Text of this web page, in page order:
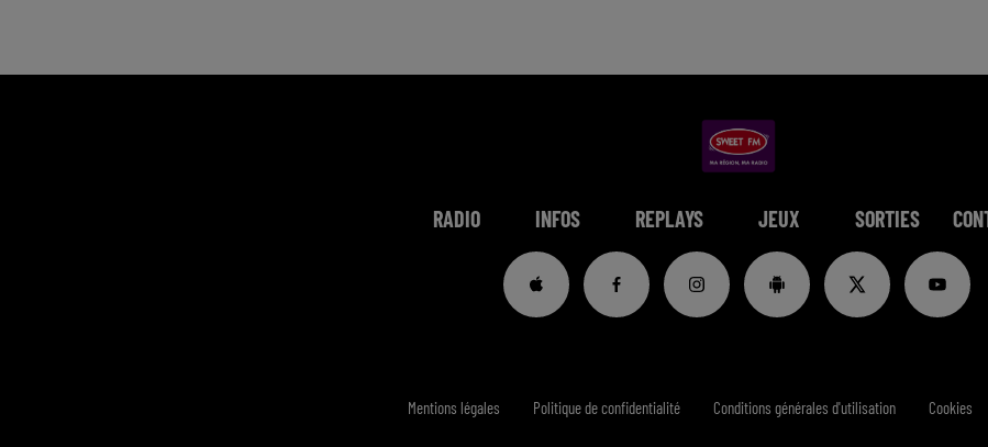
RADIO INFOS REPLAYS JEUX SORTIES
Mentions légales Politique de confidentialité Conditions générales d'utilisation Cookies